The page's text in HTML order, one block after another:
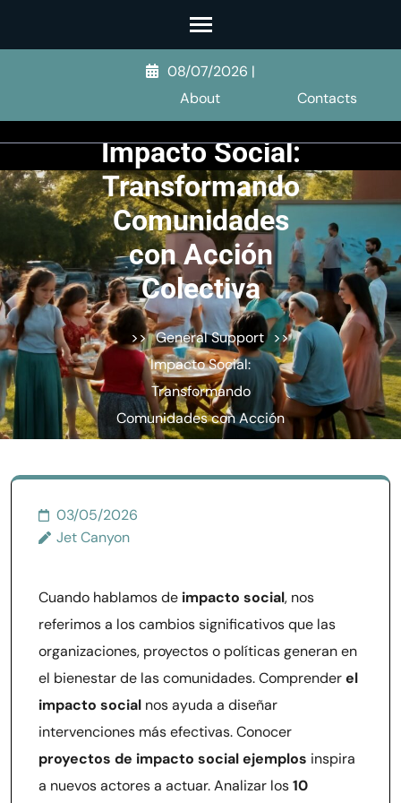
Enter)
08/07/2026 |
About
Contacts
Impacto Social:
Transformando
Comunidades
con Acción
Colectiva
>> General Support >>
Impacto Social:
Transformando
Comunidades con Acción
Colectiva
03/05/2026
Jet Canyon
Cuando hablamos de impacto social, nos
referimos a los cambios significativos que las
organizaciones, proyectos o políticas generan en
el bienestar de las comunidades. Comprenderel
impacto social nos ayuda a diseñar
intervenciones más efectivas. Conocer
proyectos de impacto social ejemplos inspira
a nuevos actores a actuar. Analizar los10